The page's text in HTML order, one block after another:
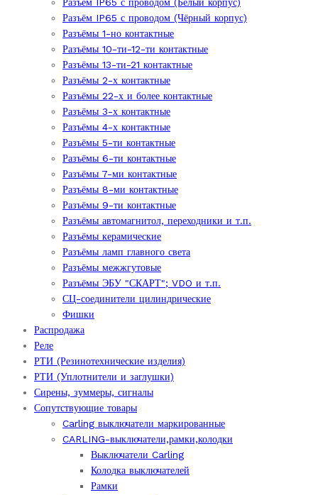
Разъём IP65 с проводом (Чёрный корпус)
Разъёмы 1-но контактные
Разъёмы 10-ти-12-ти контактные
Разъёмы 13-ти-21 контактные
Разъёмы 2-х контактные
Разъёмы 22-х и более контактные
Разъёмы 3-х контактные
Разъёмы 4-х контактные
Разъёмы 5-ти контактные
Разъёмы 6-ти контактные
Разъёмы 7-ми контактные
Разъёмы 8-ми контактные
Разъёмы 9-ти контактные
Разъёмы автомагнитол, переходники и т.п.
Разъёмы керамические
Разъёмы ламп главного света
Разъёмы межжгутовые
Разъёмы ЭБУ "СКАРТ"; VDO и т.п.
СЦ-соединители цилиндрические
Фишки
Распродажа
Реле
РТИ (Резинотехнические изделия)
РТИ (Уплотнители и заглушки)
Сирены, зуммеры, сигналы
Сопутствующие товары
Carling выключатели маркированные
CARLING-выключатели,рамки,колодки
Выключатели Carling
Колодка выключателей
Рамки